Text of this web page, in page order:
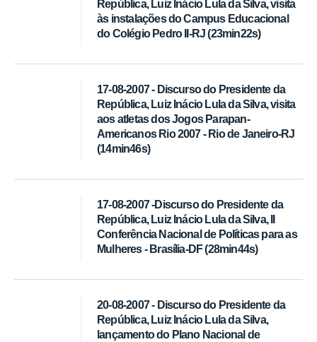
República, Luiz Inácio Lula da Silva, visita
às instalações do Campus Educacional
do Colégio Pedro II-RJ (23min22s)
17-08-2007 - Discurso do Presidente da
República, Luiz Inácio Lula da Silva, visita
aos atletas dos Jogos Parapan-
Americanos Rio 2007 - Rio de Janeiro-RJ
(14min46s)
17-08-2007 -Discurso do Presidente da
República, Luiz Inácio Lula da Silva, II
Conferência Nacional de Políticas para as
Mulheres - Brasília-DF (28min44s)
20-08-2007 - Discurso do Presidente da
República, Luiz Inácio Lula da Silva,
lançamento do Plano Nacional de